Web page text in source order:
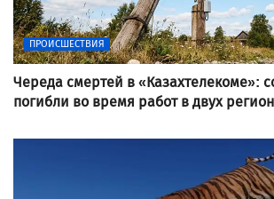
ПРОИСШЕСТВИЯ
Череда смертей в «Казахтелекоме»:
погибли во время работ в двух